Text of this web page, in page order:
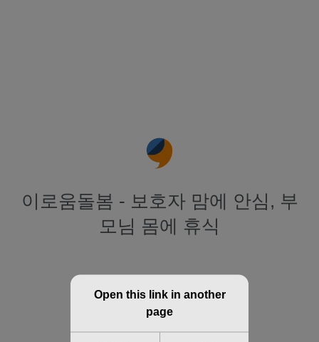
이로움돌봄 - 보호자 맘에 안심, 부
모님 몸에 휴식